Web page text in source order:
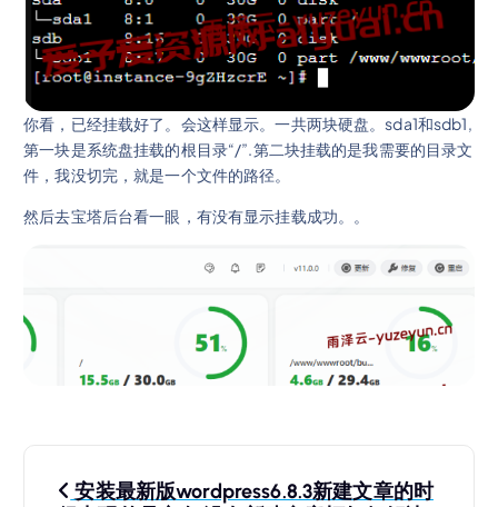
你看，已经挂载好了。会这样显示。一共两块硬盘。sda1和sdb1,
第一块是系统盘挂载的根目录“/”.第二块挂载的是我需要的目录文
件，我没切完，就是一个文件的路径。
然后去宝塔后台看一眼，有没有显示挂载成功。。
文 安装最新版wordpress6.8.3新建文章的时